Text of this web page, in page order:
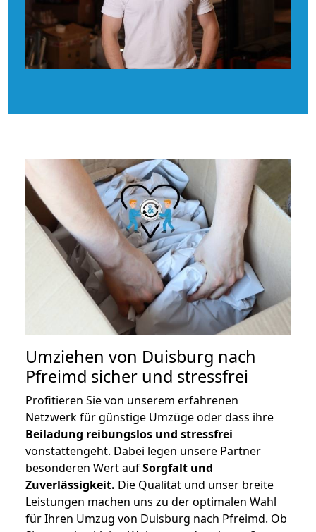
Umziehen von Duisburg nach
Pfreimd sicher und stressfrei
Profitieren Sie von unserem erfahrenen
Netzwerk für günstige Umzüge oder dass ihre
Beiladung reibungslos und stressfrei
vonstattengeht. Dabei legen unsere Partner
besonderen Wert aufSorgfalt und
Zuverlässigkeit. Die Qualität und unser breite
Leistungen machen uns zu der optimalen Wahl
für Ihren Umzug von Duisburg nach Pfreimd. Ob